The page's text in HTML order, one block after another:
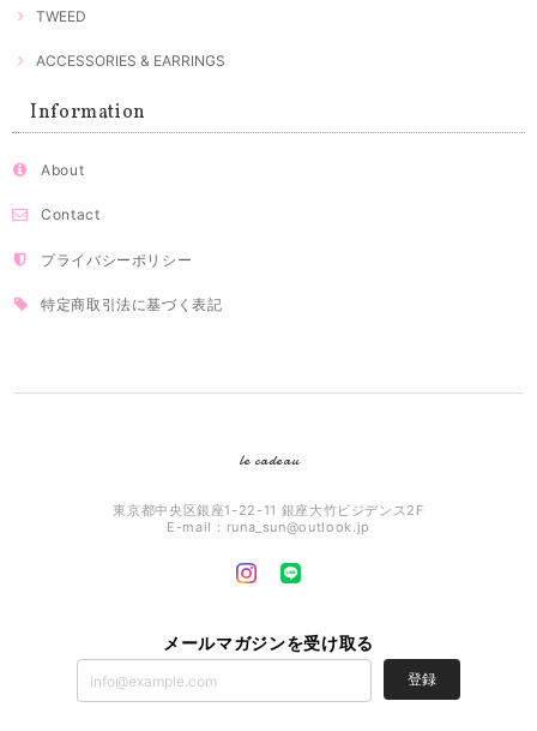
TWEED
ACCESSORIES & EARRINGS
Information
About
Contact
プライバシーポリシー
特定商取引法に基づく表記
le cadeau
東京都中央区銀座1-22-11 銀座大竹ビジデンス2F
E-mail： runa_sun@outlook.jp
メールマガジンを受け取る
登録